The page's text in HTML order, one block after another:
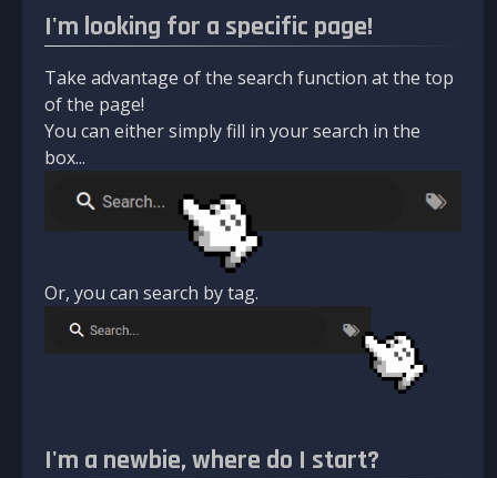
I'm looking for a specific page!
Take advantage of the search function at the top
of the page!
You can either simply fill in your search in the
box...
Or, you can search by tag.
I'm a newbie, where do I start?